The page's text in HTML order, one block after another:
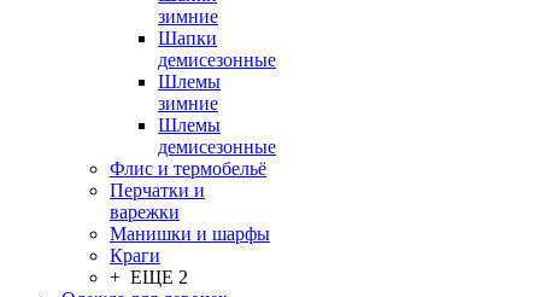
зимние
Шапки
демисезонные
Шлемы
зимние
Шлемы
демисезонные
Флис и термобельё
Перчатки и
варежки
Манишки и шарфы
Краги
+ ЕЩЕ 2